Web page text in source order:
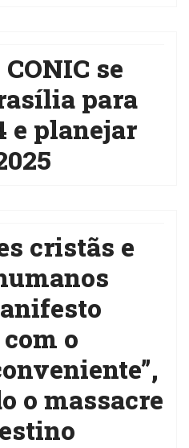
se
para
e planejar
cristãs e
o
o massacre